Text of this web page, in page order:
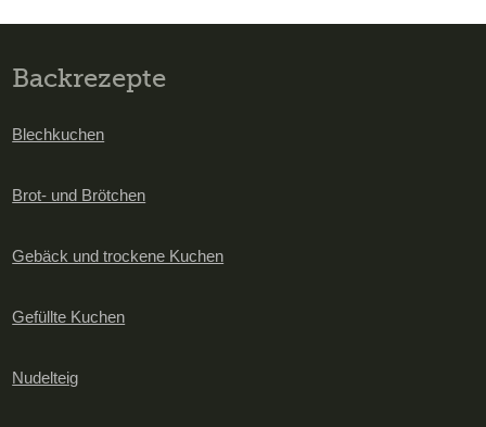
Backrezepte
Blechkuchen
Brot- und Brötchen
Gebäck und trockene Kuchen
Gefüllte Kuchen
Nudelteig